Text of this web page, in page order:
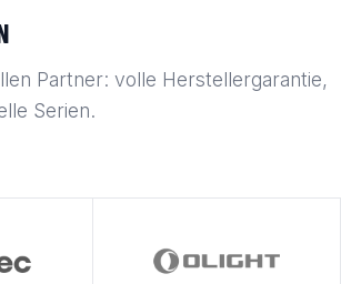
Partner: volle Herstellergarantie,
Serien.